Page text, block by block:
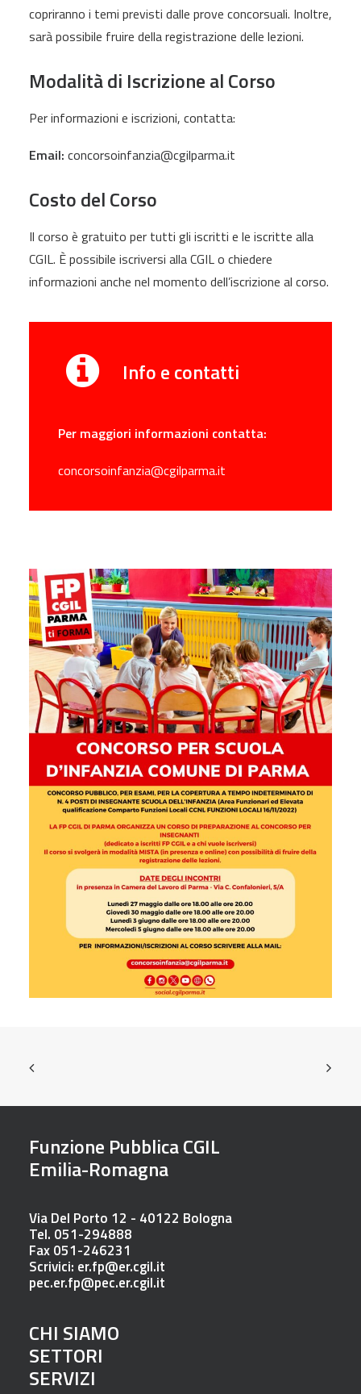
copriranno i temi previsti dalle prove concorsuali. Inoltre,
sarà possibile fruire della registrazione delle lezioni.
Modalità di Iscrizione al Corso
Per informazioni e iscrizioni, contatta:
Email: concorsoinfanzia@cgilparma.it
Costo del Corso
Il corso è gratuito per tutti gli iscritti e le iscritte alla
CGIL. È possibile iscriversi alla CGIL o chiedere
informazioni anche nel momento dell’iscrizione al corso.
Info e contatti
Per maggiori informazioni contatta:
concorsoinfanzia@cgilparma.it
Funzione Pubblica CGIL
Emilia-Romagna
Via Del Porto 12 - 40122 Bologna
Tel. 051-294888
Fax 051-246231
Scrivici: er.fp@er.cgil.it
pec.er.fp@pec.er.cgil.it
CHI SIAMO
SETTORI
SERVIZI